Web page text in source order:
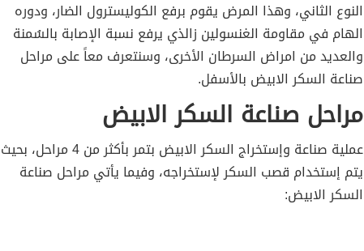
النوع الثاني، وهذا المرض يقوم برفع الكوليسترول الضار، ودوره
الهام في مقاومة الغنسولين زالذي يرفع نسبة الإصابة بالسُمنة
والعديد من امراض السرطان الأخرى، وسنتعرف معاً على مراحل
صناعة السكر الابيض بالأسفل.
مراحل صناعة السكر الابيض
عملية صناعة وإستخراج السكر الابيض بتمر بأكثر من 4 مراحل، بحيث
يتم إستخدام قصب السكر لإستخراجه، وفيما يأتي مراحل صناعة
السكر الابيض: